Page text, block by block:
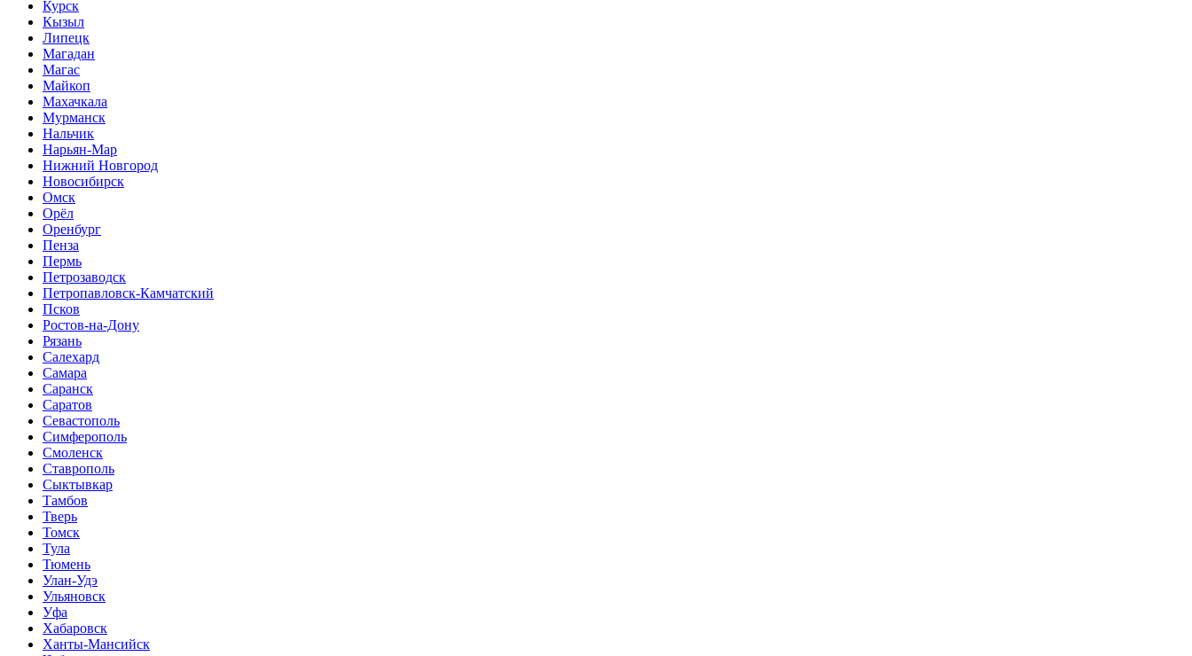
Курск
Кызыл
Липецк
Магадан
Магас
Майкоп
Махачкала
Мурманск
Нальчик
Нарьян-Мар
Нижний Новгород
Новосибирск
Омск
Орёл
Оренбург
Пенза
Пермь
Петрозаводск
Петропавловск-Камчатский
Псков
Ростов-на-Дону
Рязань
Салехард
Самара
Саранск
Саратов
Севастополь
Симферополь
Смоленск
Ставрополь
Сыктывкар
Тамбов
Тверь
Томск
Тула
Тюмень
Улан-Удэ
Ульяновск
Уфа
Хабаровск
Ханты-Мансийск